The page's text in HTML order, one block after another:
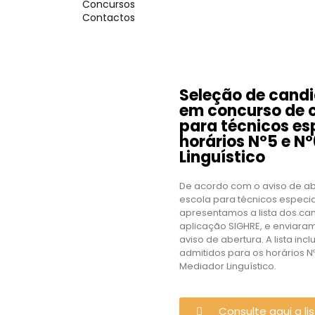
Concursos
Contactos
Seleção de
em concurso de
para técnicos
horários Nº5 e
Linguístico
De acordo com o aviso de
escola para técnicos
apresentamos a lista dos
aplicação SIGHRE, e
aviso de abertura. A lista
admitidos para os horários
Mediador Linguístico.
Consulte aqui a